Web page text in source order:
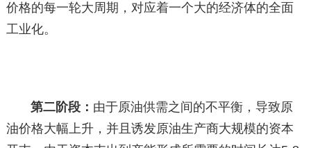
价格的每一轮大周期，对应着一个大的经济体的全面
工业化。
第二阶段： 由于原油供需之间的不平衡，导致原
油价格大幅上升，并且诱发原油生产商大规模的资本